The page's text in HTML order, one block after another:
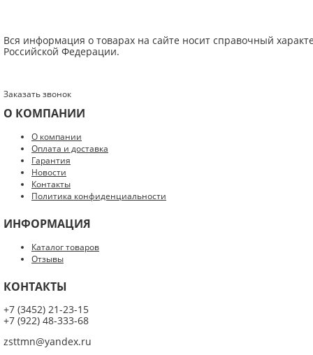
Введите код с картинки:
Я даю согласие на обработку моих персональных данных
Нажатием на кнопку «Опубликовать» я даю свое согласие на обработку
Вся информация о товарах на сайте носит справочный
Российской Федерации.
Заказать звонок
О КОМПАНИИ
О компании
Оплата и доставка
Гарантия
Новости
Контакты
Политика конфиденциальности
ИНФОРМАЦИЯ
Каталог товаров
Отзывы
КОНТАКТЫ
+7 (3452) 21-23-15
+7 (922) 48-333-68
zsttmn@yandex.ru